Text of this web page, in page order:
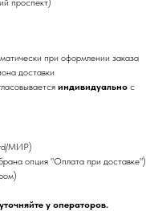
проспект)
при оформлении заказа
доставки
индивидуально с
МИР)
опция "Оплата при доставке")
у операторов.